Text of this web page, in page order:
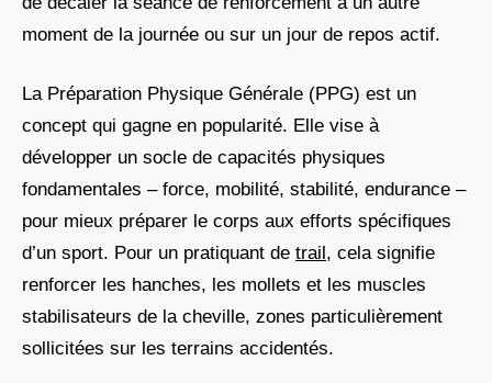
moment de la journée ou sur un jour de repos actif.
La Préparation Physique Générale (PPG) est un
concept qui gagne en popularité. Elle vise à
développer un socle de capacités physiques
fondamentales – force, mobilité, stabilité, endurance –
pour mieux préparer le corps aux efforts spécifiques
d’un sport. Pour un pratiquant de trail, cela signifie
renforcer les hanches, les mollets et les muscles
stabilisateurs de la cheville, zones particulièrement
sollicitées sur les terrains accidentés.